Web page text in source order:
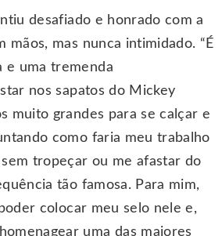
desafiado e honrado com a
mãos, mas nunca intimidado. “É
e uma tremenda
nos sapatos do Mickey
muito grandes para se calçar e
como faria meu trabalho
tropeçar ou me afastar do
tão famosa. Para mim,
colocar meu selo nele e,
uma das maiores